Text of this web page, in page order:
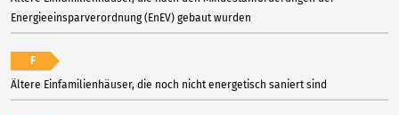
Energieeinsparverordnung (EnEV) gebaut wurden
F
Ältere Einfamilienhäuser, die noch nicht energetisch saniert sind